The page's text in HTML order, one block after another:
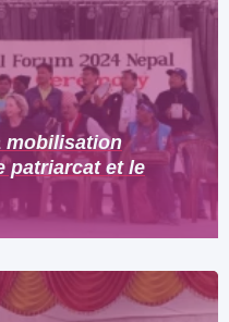
mobilisation
patriarcat et le